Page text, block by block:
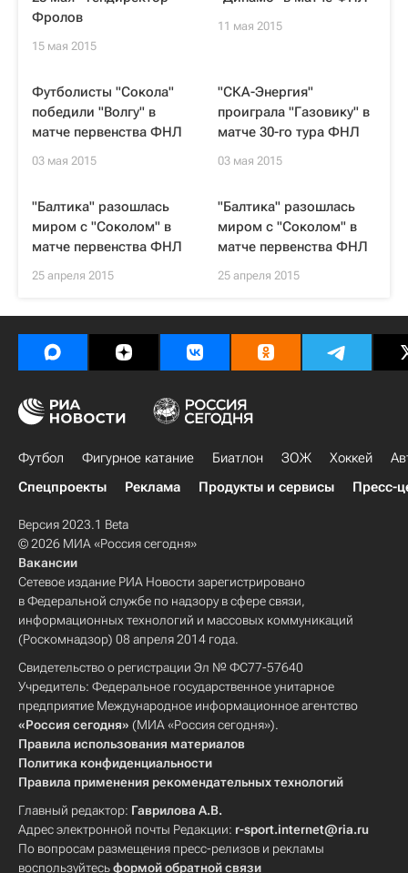
Фролов
15 мая 2015
11 мая 2015
Футболисты "Сокола"
победили "Волгу" в
матче первенства ФНЛ
03 мая 2015
"СКА-Энергия"
проиграла "Газовику" в
матче 30-го тура ФНЛ
03 мая 2015
"Балтика" разошлась
миром с "Соколом" в
матче первенства ФНЛ
25 апреля 2015
"Балтика" разошлась
миром с "Соколом" в
матче первенства ФНЛ
25 апреля 2015
Футбол Фигурное катание Биатлон ЗОЖ Хоккей
Спецпроекты
Реклама Продукты и сервисы Пресс-
Версия 2023.1 Beta
© 2026 МИА «Россия сегодня»
Вакансии
Сетевое издание РИА Новости зарегистрировано
в Федеральной службе по надзору в сфере связи,
информационных технологий и массовых коммуникаций
(Роскомнадзор) 08 апреля 2014 года.
Свидетельство о регистрации Эл № ФС77-57640
Учредитель: Федеральное государственное унитарное
предприятие Международное информационное агентство
«Россия сегодня» (МИА «Россия сегодня»).
Правила использования материалов
Политика конфиденциальности
Правила применения рекомендательных технологий
Главный редактор: Гаврилова А.В.
Адрес электронной почты Редакции: r-sport.internet@ria.ru
По вопросам размещения пресс-релизов и рекламы
воспользуйтесьформой обратной связи